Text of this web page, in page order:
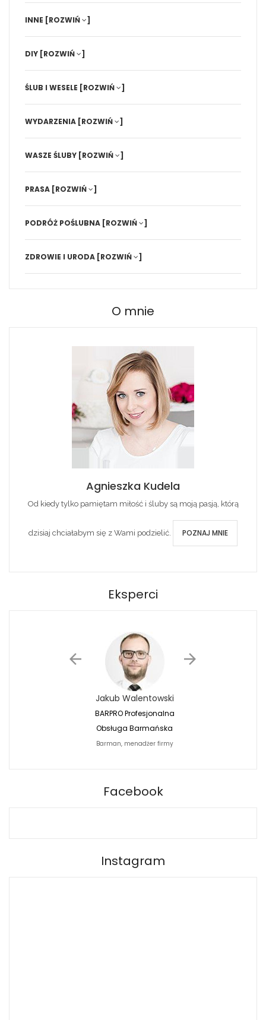
INNE [ROZWIŃ ]
DIY [ROZWIŃ ]
ŚLUB I WESELE [ROZWIŃ ]
WYDARZENIA [ROZWIŃ ]
WASZE ŚLUBY [ROZWIŃ ]
PRASA [ROZWIŃ ]
PODRÓŻ POŚLUBNA [ROZWIŃ ]
ZDROWIE I URODA [ROZWIŃ ]
O mnie
Agnieszka Kudela
Od kiedy tylko pamiętam miłość i śluby są moją pasją, którą
dzisiaj chciałabym się z Wami podzielić. POZNAJ MNIE
Eksperci
Jakub Walentowski
BARPRO Profesjonalna
Obsługa Barmańska
Barman, menadżer firmy
Facebook
Instagram